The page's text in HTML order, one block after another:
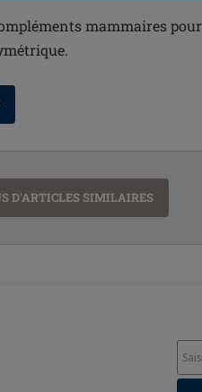
mammaires pour
D'ARTICLES SIMILAIRES